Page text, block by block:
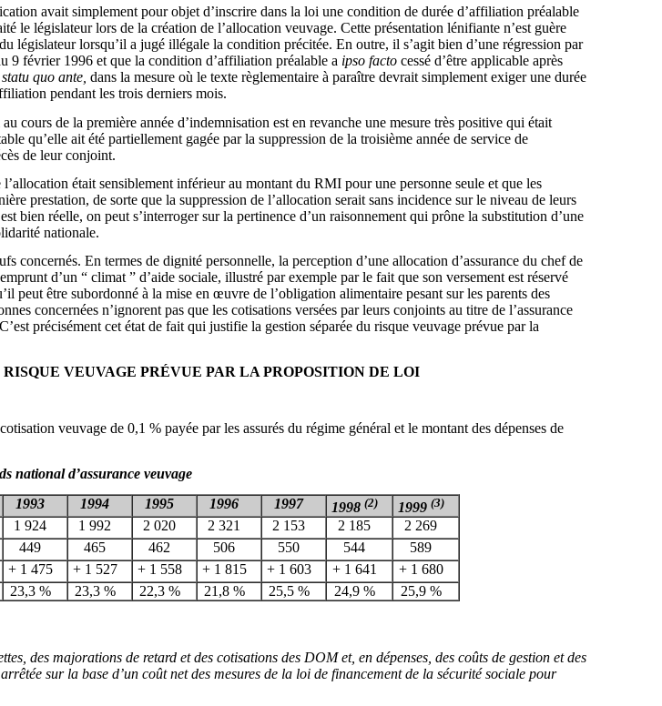
avait simplement pour objet d’inscrire dans la loi une condition de durée d’affiliation préalable
le législateur lors de la création de l’allocation veuvage. Cette présentation lénifiante n’est guère
législateur lorsqu’il a jugé illégale la condition précitée. En outre, il s’agit bien d’une régression par
9 février 1996 et que la condition d’affiliation préalable a ipso facto cessé d’être applicable après
statu quo ante, dans la mesure où le texte règlementaire à paraître devrait simplement exiger une durée
pendant les trois derniers mois.
cours de la première année d’indemnisation est en revanche une mesure très positive qui était
qu’elle ait été partiellement gagée par la suppression de la troisième année de service de
de leur conjoint.
était sensiblement inférieur au montant du RMI pour une personne seule et que les
prestation, de sorte que la suppression de l’allocation serait sans incidence sur le niveau de leurs
bien réelle, on peut s’interroger sur la pertinence d’un raisonnement qui prône la substitution d’une
nationale.
concernés. En termes de dignité personnelle, la perception d’une allocation d’assurance du chef de
d’un “ climat ” d’aide sociale, illustré par exemple par le fait que son versement est réservé
peut être subordonné à la mise en œuvre de l’obligation alimentaire pesant sur les parents des
concernées n’ignorent pas que les cotisations versées par leurs conjoints au titre de l’assurance
précisément cet état de fait qui justifie la gestion séparée du risque veuvage prévue par la
VEUVAGE PRÉVUE PAR LA PROPOSITION DE LOI
veuvage de 0,1 % payée par les assurés du régime général et le montant des dépenses de
national d’assurance veuvage
1993 1994 1995 1996 1997 1998 (2) 1999 (3)
1 924 1 992 2 020 2 321 2 153 2 185
2 269
449 465 462 506 550 544
589
+ 1 475 + 1 527 + 1 558 + 1 815 + 1 603 + 1 641
+ 1 680
23,3 % 23,3 % 22,3 % 21,8 % 25,5 % 24,9 % 25,9 %
des majorations de retard et des cotisations des DOM et, en dépenses, des coûts de gestion et des
sur la base d’un coût net des mesures de la loi de financement de la sécurité sociale pour